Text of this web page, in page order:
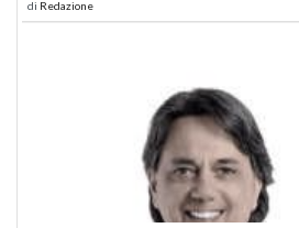
di Redazione